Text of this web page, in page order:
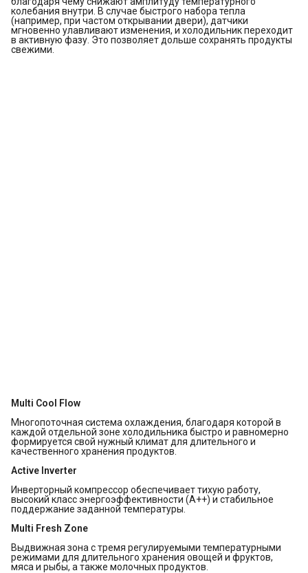
колебания внутри. В случае быстрого набора тепла
(например, при частом открывании двери), датчики
мгновенно улавливают изменения, и холодильник переходит
в активную фазу. Это позволяет дольше сохранять продукты
свежими.
Multi Cool Flow
Многопоточная система охлаждения, благодаря которой в
каждой отдельной зоне холодильника быстро и равномерно
формируется свой нужный климат для длительного и
качественного хранения продуктов.
Active Inverter
Инверторный компрессор обеспечивает тихую работу,
высокий класс энергоэффективности (А++) и стабильное
поддержание заданной температуры.
Multi Fresh Zone
Выдвижная зона с тремя регулируемыми температурными
режимами для длительного хранения овощей и фруктов,
мяса и рыбы, а также молочных продуктов.